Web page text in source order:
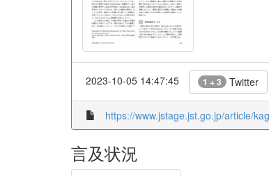
2023-10-05 14:47:45 1 + 3 Twitter
https://www.jstage.jst.go.jp/article/
言及状況